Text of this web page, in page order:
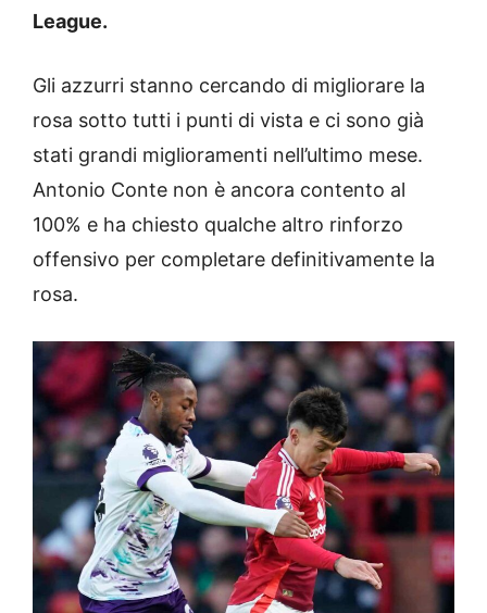
League.
Gli azzurri stanno cercando di migliorare la
rosa sotto tutti i punti di vista e ci sono già
stati grandi miglioramenti nell’ultimo mese.
Antonio Conte non è ancora contento al
100% e ha chiesto qualche altro rinforzo
offensivo per completare definitivamente la
rosa.